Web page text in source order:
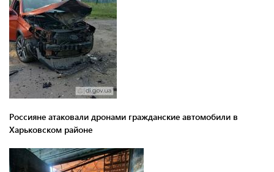
Россияне атаковали дронами гражданские автомобили в
Харьковском районе